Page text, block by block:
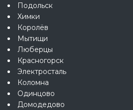
Подольск
Химки
Королёв
Мытищи
Люберцы
Красногорск
Электросталь
Коломна
Одинцово
Домодедово